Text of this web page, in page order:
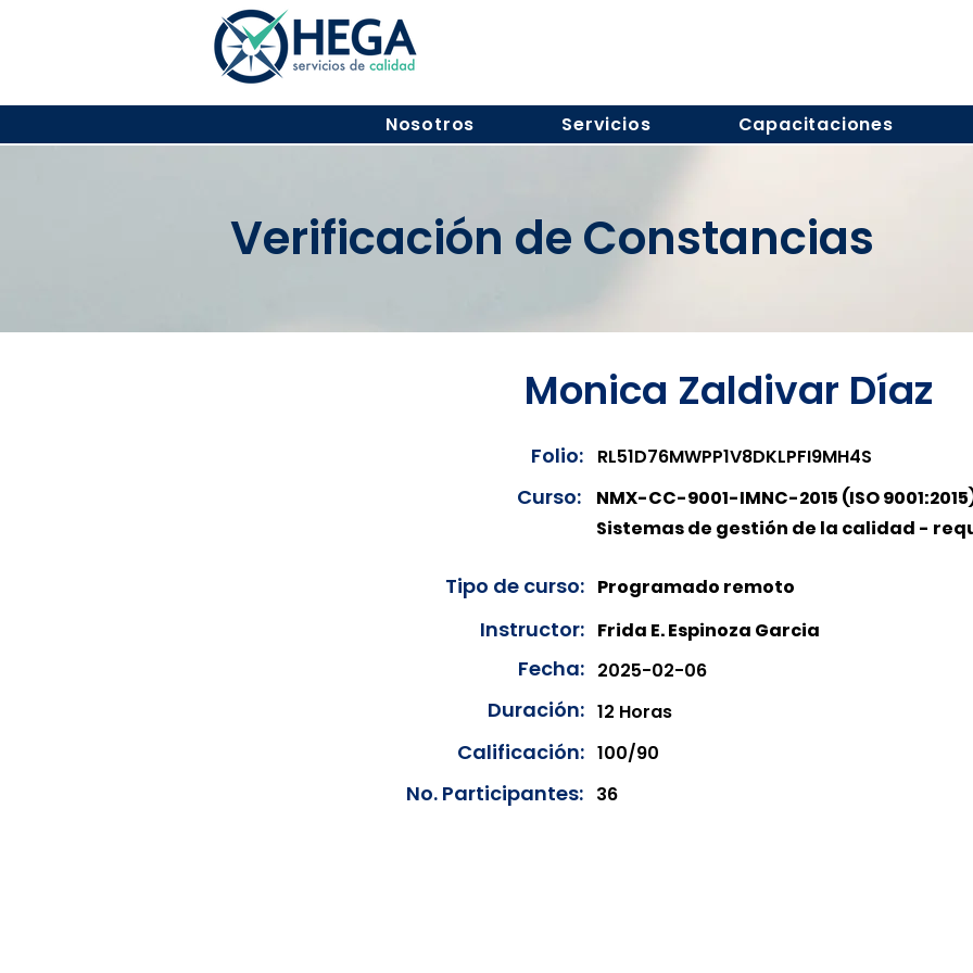
Nosotros Servicios Capacitaciones
Verificación de Constancias
Monica Zaldivar Díaz
Folio: RL51D76MWPP1V8DKLPFI9MH4S
Curso:
NMX-CC-9001-IMNC-2015 (ISO
Sistemas de gestión de la calidad -
Tipo de curso: Programado remoto
Instructor: Frida E. Espinoza Garcia
Fecha: 2025-02-06
Duración: 12 Horas
Calificación: 100/90
No. Participantes: 36